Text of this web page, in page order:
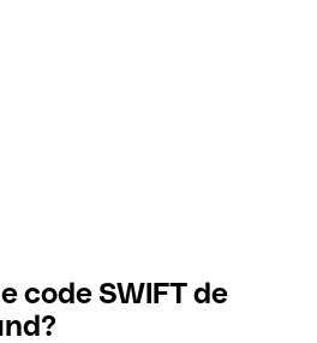
code SWIFT de